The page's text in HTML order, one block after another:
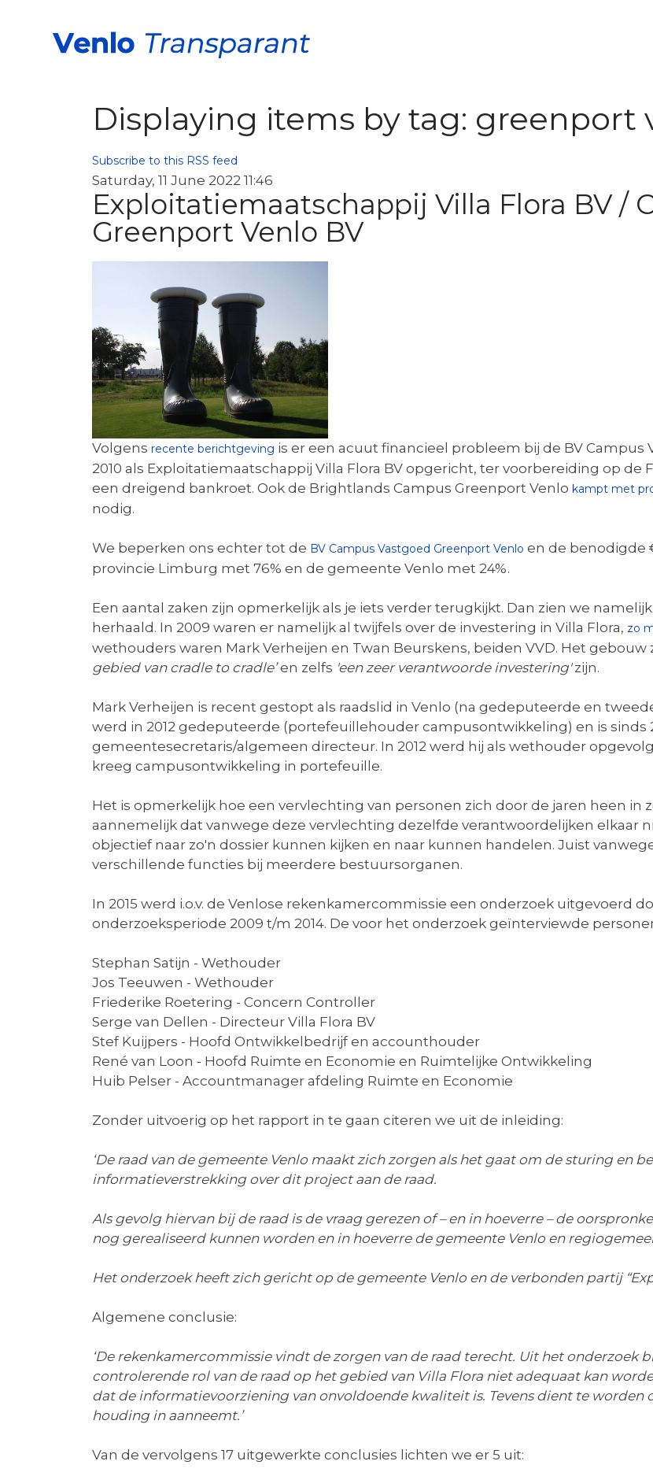
Displaying items by tag: greenport
Subscribe to this RSS feed
Saturday, 11 June 2022 11:46
Exploitatiemaatschappij Villa Flora BV /
Greenport Venlo BV
Volgens recente berichtgeving is er een acuut financieel probleem bij de BV Campus
2010 als Exploitatiemaatschappij Villa Flora BV opgericht, ter voorbereiding op de
een dreigend bankroet. Ook de Brightlands Campus Greenport Venlo kampt met
nodig.
We beperken ons echter tot de BV Campus Vastgoed Greenport Venlo en de benodigde
provincie Limburg met 76% en de gemeente Venlo met 24%.
Een aantal zaken zijn opmerkelijk als je iets verder terugkijkt. Dan zien we
herhaald. In 2009 waren er namelijk al twijfels over de investering in Villa Flora, zo
wethouders waren Mark Verheijen en Twan Beurskens, beiden VVD. Het gebouw
gebied van cradle to cradle’en zelfs 'een zeer verantwoorde investering'zijn.
Mark Verheijen is recent gestopt als raadslid in Venlo (na gedeputeerde en
werd in 2012 gedeputeerde (portefeuillehouder campusontwikkeling) en is sinds
gemeentesecretaris/algemeen directeur. In 2012 werd hij als wethouder
kreeg campusontwikkeling in portefeuille.
Het is opmerkelijk hoe een vervlechting van personen zich door de jaren heen in
aannemelijk dat vanwege deze vervlechting dezelfde verantwoordelijken elkaar
objectief naar zo'n dossier kunnen kijken en naar kunnen handelen. Juist
verschillende functies bij meerdere bestuursorganen.
In 2015 werd i.o.v. de Venlose rekenkamercommissie een onderzoek uitgevoerd
onderzoeksperiode 2009 t/m 2014. De voor het onderzoek geïnterviewde
Stephan Satijn - Wethouder
Jos Teeuwen - Wethouder
Friederike Roetering - Concern Controller
Serge van Dellen - Directeur Villa Flora BV
Stef Kuijpers - Hoofd Ontwikkelbedrijf en accounthouder
René van Loon - Hoofd Ruimte en Economie en Ruimtelijke Ontwikkeling
Huib Pelser - Accountmanager afdeling Ruimte en Economie
Zonder uitvoerig op het rapport in te gaan citeren we uit de inleiding:
‘De raad van de gemeente Venlo maakt zich zorgen als het gaat om de sturing en
informatieverstrekking over dit project aan de raad.
Als gevolg hiervan bij de raad is de vraag gerezen of – en in hoeverre – de
nog gerealiseerd kunnen worden en in hoeverre de gemeente Venlo en
Het onderzoek heeft zich gericht op de gemeente Venlo en de verbonden partij
Algemene conclusie:
‘De rekenkamercommissie vindt de zorgen van de raad terecht. Uit het onderzoek
controlerende rol van de raad op het gebied van Villa Flora niet adequaat kan
dat de informatievoorziening van onvoldoende kwaliteit is. Tevens dient te worden
houding in aanneemt.’
Van de vervolgens 17 uitgewerkte conclusies lichten we er 5 uit: